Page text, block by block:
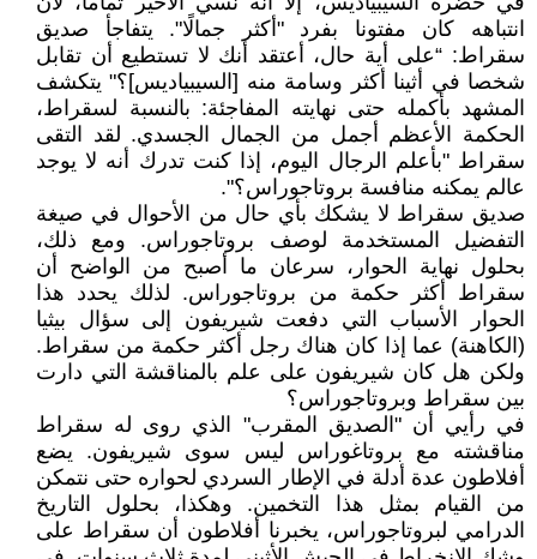
انتباهه كان مفتونا بفرد "أكثر جمالًا". يتفاجأ صديق
سقراط: “على أية حال، أعتقد أنك لا تستطيع أن تقابل
شخصا في أثينا أكثر وسامة منه [السيبياديس]؟" يتكشف
المشهد بأكمله حتى نهايته المفاجئة: بالنسبة لسقراط،
الحكمة الأعظم أجمل من الجمال الجسدي. لقد التقى
سقراط "بأعلم الرجال اليوم، إذا كنت تدرك أنه لا يوجد
عالم يمكنه منافسة بروتاجوراس؟".
صديق سقراط لا يشكك بأي حال من الأحوال في صيغة
التفضيل المستخدمة لوصف بروتاجوراس. ومع ذلك،
بحلول نهاية الحوار، سرعان ما أصبح من الواضح أن
سقراط أكثر حكمة من بروتاجوراس. لذلك يحدد هذا
الحوار الأسباب التي دفعت شيريفون إلى سؤال بيثيا
(الكاهنة) عما إذا كان هناك رجل أكثر حكمة من سقراط.
ولكن هل كان شيريفون على علم بالمناقشة التي دارت
بين سقراط وبروتاجوراس؟
في رأيي أن "الصديق المقرب" الذي روى له سقراط
مناقشته مع بروتاغوراس ليس سوى شيريفون. يضع
أفلاطون عدة أدلة في الإطار السردي لحواره حتى نتمكن
من القيام بمثل هذا التخمين. وهكذا، بحلول التاريخ
الدرامي لبروتاجوراس، يخبرنا أفلاطون أن سقراط على